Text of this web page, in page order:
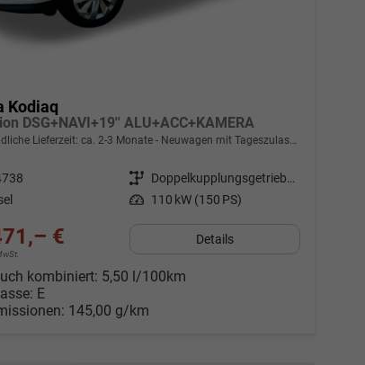
Kodiaq
DSG+NAVI+19'' ALU+ACC+KAMERA
Lieferzeit: ca. 2-3 Monate Neuwagen mit Tageszulassung
Getriebe
Doppelkupplungsgetriebe (DSG)
Leistung 110 kW (150 PS)
€ Details
kombiniert: 5,50 l/100km
E
145,00 g/km